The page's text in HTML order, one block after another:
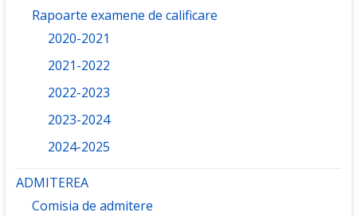
Rapoarte examene de calificare
2020-2021
2021-2022
2022-2023
2023-2024
2024-2025
ADMITEREA
Comisia de admitere